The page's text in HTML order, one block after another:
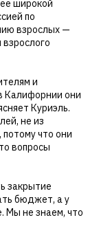
широкой
по
взрослых —
и
Калифорнии они
Куриэль.
не из
что они
вопросы
закрытие
бюджет, а у
Мы не знаем, что